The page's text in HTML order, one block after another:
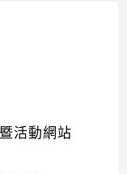
活動網站